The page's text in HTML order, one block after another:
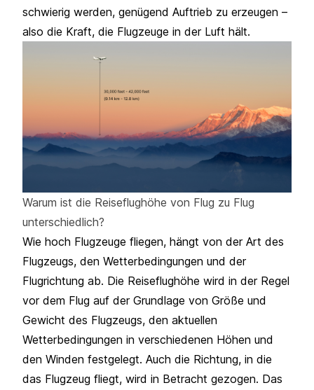
schwierig werden, genügend Auftrieb zu erzeugen –
also die Kraft, die Flugzeuge in der Luft hält.
Warum ist die Reiseflughöhe von Flug zu Flug
unterschiedlich?
Wie hoch Flugzeuge fliegen, hängt von der Art des
Flugzeugs, den Wetterbedingungen und der
Flugrichtung ab. Die Reiseflughöhe wird in der Regel
vor dem Flug auf der Grundlage von Größe und
Gewicht des Flugzeugs, den aktuellen
Wetterbedingungen in verschiedenen Höhen und
den Winden festgelegt. Auch die Richtung, in die
das Flugzeug fliegt, wird in Betracht gezogen. Das